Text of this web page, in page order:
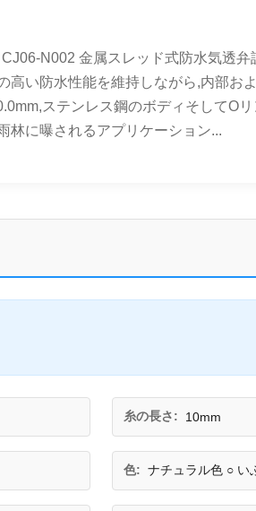
N002 金属スレッド式防水気透
い防水性能を維持しながら,内部お
ステンレス鋼のボディそしてO
林に曝されるアプリケーション...
糸の長さ: 10mm
色: ナチュラル色 ○ い